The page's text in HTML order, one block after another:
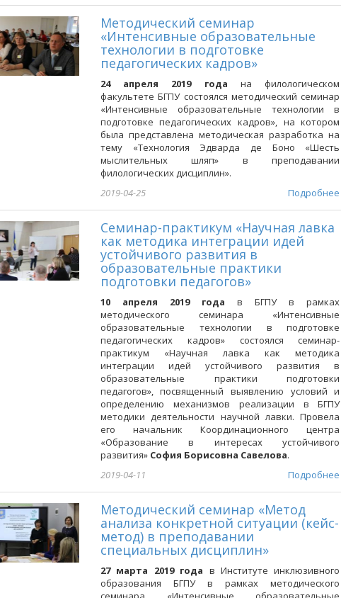
Методический семинар
«Интенсивные образовательные
технологии в подготовке
педагогических кадров»
24 апреля 2019 года на филологическом
факультете БГПУ состоялся методический семинар
«Интенсивные образовательные технологии в
подготовке педагогических кадров», на котором
была представлена методическая разработка на
тему «Технология Эдварда де Боно «Шесть
мыслительных шляп» в преподавании
филологических дисциплин».
Подробнее
2019-04-25
Семинар-практикум «Научная лавка
как методика интеграции идей
устойчивого развития в
образовательные практики
подготовки педагогов»
10 апреля 2019 годав БГПУ в рамках
методического семинара «Интенсивные
образовательные технологии в подготовке
педагогических кадров» состоялся семинар-
практикум «Научная лавка как методика
интеграции идей устойчивого развития в
образовательные практики подготовки
педагогов», посвященный выявлению условий и
определению механизмов реализации в БГПУ
методики деятельности научной лавки. Провела
его начальник Координационного центра
«Образование в интересах устойчивого
развития»София Борисовна Савелова.
Подробнее
2019-04-11
Методический семинар «Метод
анализа конкретной ситуации (кейс-
метод) в преподавании
специальных дисциплин»
27 марта 2019 года в Институте инклюзивного
образования БГПУ в рамках методического